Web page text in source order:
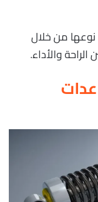
من خلال
والأداء.